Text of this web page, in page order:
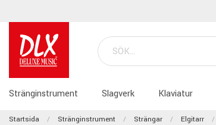
Stränginstrument Slagverk Klaviatur
Startsida Stränginstrument Strängar Elgitarr